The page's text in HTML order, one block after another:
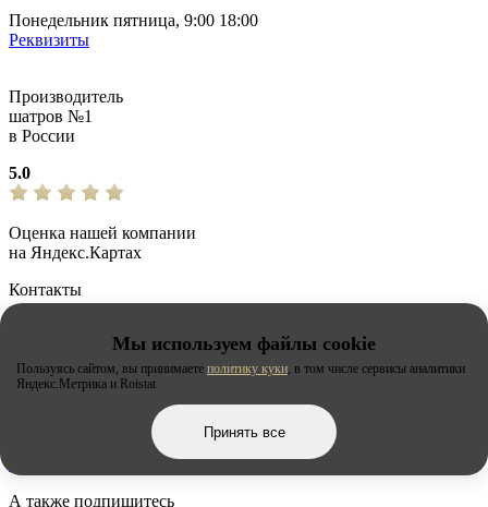
Мы используем файлы cookie
Пользуясь сайтом, вы принимаете политику куки, в том числе сервисы аналитики
Яндекс.Метрика и Roistat
Принять все
Понедельник пятница, 9:00 18:00
Реквизиты
Производитель
шатров №1
в России
5.0
Оценка нашей компании
на Яндекс.Картах
Контакты
info@archi-tent.ru
А также подпишитесь